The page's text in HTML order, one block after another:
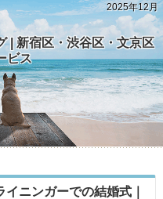
2025年12月
| 新宿区・渋谷区・文京区
ビス
イニンガーでの結婚式｜